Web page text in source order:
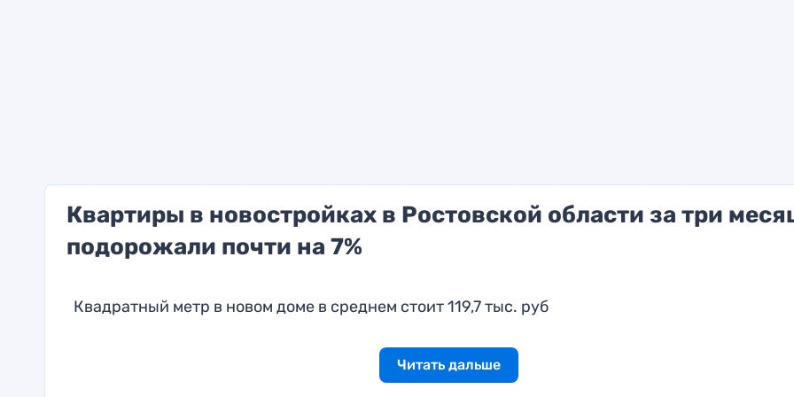
Квартиры в новостройках в Ростовской области за три
подорожали почти на 7%
Квадратный метр в новом доме в среднем стоит 119,7 тыс. руб
Читать дальше